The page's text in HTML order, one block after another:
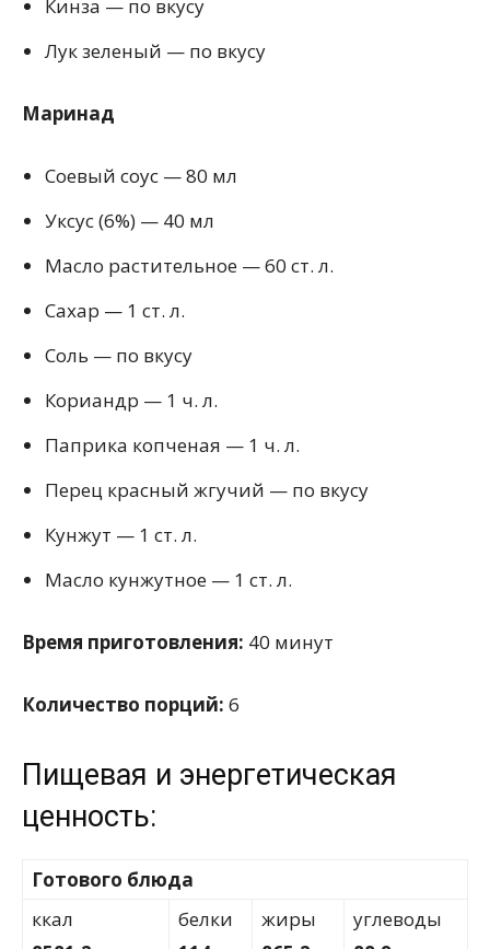
Кинза — по вкусу
Лук зеленый — по вкусу
Маринад
Соевый соус — 80 мл
Уксус (6%) — 40 мл
Масло растительное — 60 ст. л.
Сахар — 1 ст. л.
Соль — по вкусу
Кориандр — 1 ч. л.
Паприка копченая — 1 ч. л.
Перец красный жгучий — по вкусу
Кунжут — 1 ст. л.
Масло кунжутное — 1 ст. л.
Время приготовления: 40 минут
Количество порций: 6
Пищевая и энергетическая
ценность:
Готового блюда
ккал
белки
жиры
углеводы